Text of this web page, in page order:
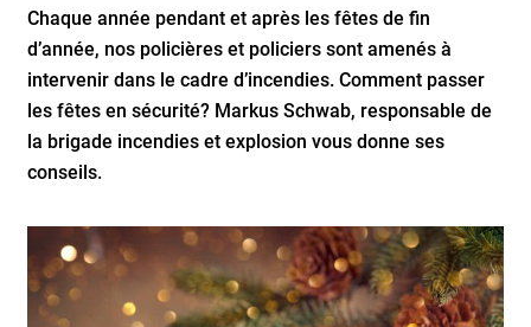
Chaque année pendant et après les fêtes de fin
d’année, nos policières et policiers sont amenés à
intervenir dans le cadre d’incendies. Comment passer
les fêtes en sécurité? Markus Schwab, responsable de
la brigade incendies et explosion vous donne ses
conseils.